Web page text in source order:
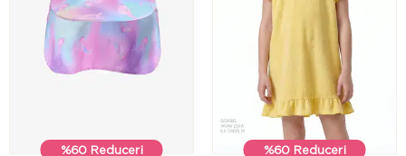
%60 Reduceri %60 Reduceri